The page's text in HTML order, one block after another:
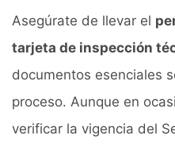
Asegúrate de llevar el
tarjeta de inspección
documentos esenciales
proceso. Aunque en
verificar la vigencia del